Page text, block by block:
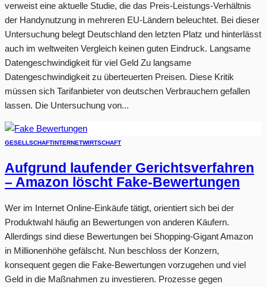
verweist eine aktuelle Studie, die das Preis-Leistungs-Verhältnis
der Handynutzung in mehreren EU-Ländern beleuchtet. Bei dieser
Untersuchung belegt Deutschland den letzten Platz und hinterlässt
auch im weltweiten Vergleich keinen guten Eindruck. Langsame
Datengeschwindigkeit für viel Geld Zu langsame
Datengeschwindigkeit zu überteuerten Preisen. Diese Kritik
müssen sich Tarifanbieter von deutschen Verbrauchern gefallen
lassen. Die Untersuchung von...
GESELLSCHAFTINTERNETWIRTSCHAFT
Aufgrund laufender Gerichtsverfahren
– Amazon löscht Fake-Bewertungen
Wer im Internet Online-Einkäufe tätigt, orientiert sich bei der
Produktwahl häufig an Bewertungen von anderen Käufern.
Allerdings sind diese Bewertungen bei Shopping-Gigant Amazon
in Millionenhöhe gefälscht. Nun beschloss der Konzern,
konsequent gegen die Fake-Bewertungen vorzugehen und viel
Geld in die Maßnahmen zu investieren. Prozesse gegen